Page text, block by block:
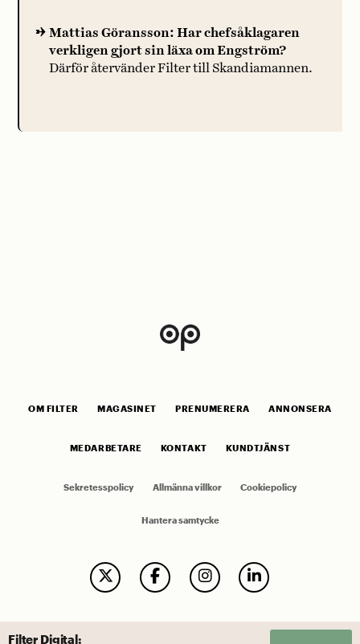
Mattias Göransson: Har chefsåklagaren
verkligen gjort sin läxa om Engström?
Därför återvänder Filter till Skandiamannen.
OM FILTER MAGASINET PRENUMERERA ANNONSERA
MEDARBETARE KONTAKT KUNDTJÄNST
Sekretesspolicy Allmänna villkor Cookiepolicy
Hantera samtycke
Filter Digital: